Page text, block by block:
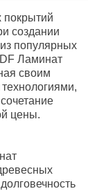
создании
популярных
Ламинат
своим
цены.